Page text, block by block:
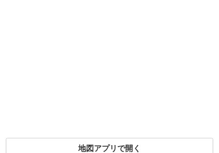
地図アプリで開く